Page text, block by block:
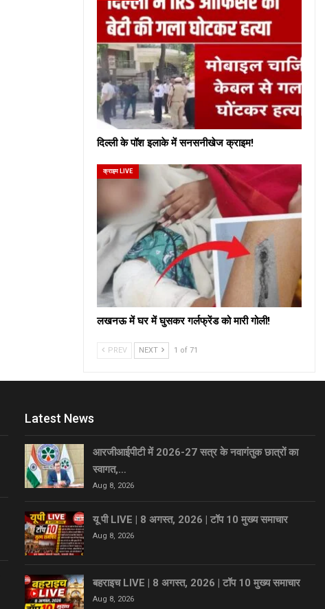
दिल्ली के पॉश इलाके में सनसनीखेज क्राइम!
क्राइम LIVE
लखनऊ में घर में घुसकर गर्लफ्रेंड को मारी गोली!
PREV NEXT 1 of 71
Latest News
आरजीआईपीटी में 2026-27 सत्र के नवागंतुक छात्रों का
स्वागत,…
Aug 8, 2026
यू पी LIVE | 8 अगस्त, 2026 | टॉप 10 मुख्य समाचार
Aug 8, 2026
बहराइच LIVE | 8 अगस्त, 2026 | टॉप 10 मुख्य समाचार
Aug 8, 2026